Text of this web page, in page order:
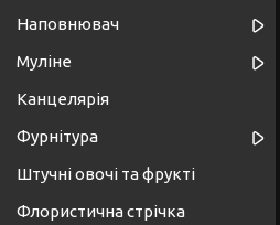
Наповнювач
Муліне
Канцелярія
Фурнітура
Штучні овочі та фрукті
Флористична стрічка